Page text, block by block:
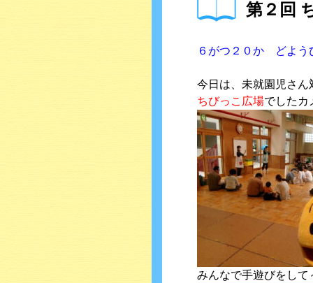
第２回
６がつ２０か どよう
今日は、未就園児さん
ちびっこ広場でしたカ
みんなで手遊びをして